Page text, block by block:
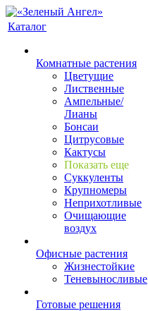
Каталог
Комнатные растения
Цветущие
Лиственные
Ампельные/
Лианы
Бонсаи
Цитрусовые
Кактусы
Показать еще
Суккуленты
Крупномеры
Неприхотливые
Очищающие
воздух
Офисные растения
Жизнестойкие
Теневыносливые
Готовые решения